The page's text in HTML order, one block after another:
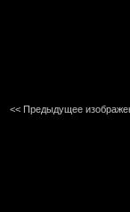
<< Предыдущее